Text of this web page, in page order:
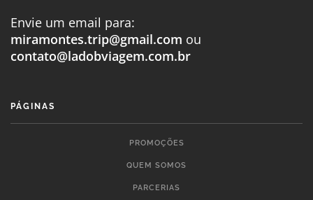
Envie um email para:
miramontes.trip@gmail.com ou
contato@ladobviagem.com.br
PÁGINAS
PROMOÇÕES
QUEM SOMOS
PARCERIAS